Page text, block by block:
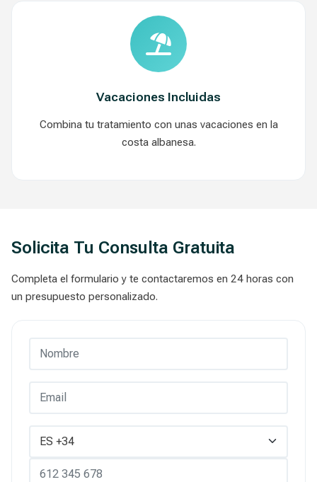
Vacaciones Incluidas
Combina tu tratamiento con unas vacaciones en la
costa albanesa.
Solicita Tu Consulta Gratuita
Completa el formulario y te contactaremos en 24 horas con
un presupuesto personalizado.